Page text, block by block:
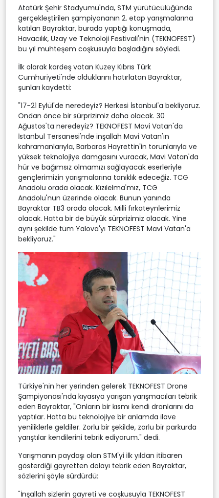
Atatürk Şehir Stadyumu'nda, STM yürütücülüğünde
gerçekleştirilen şampiyonanın 2. etap yarışmalarına
katılan Bayraktar, burada yaptığı konuşmada,
Havacılık, Uzay ve Teknoloji Festivali'nin (TEKNOFEST)
bu yıl muhteşem coşkusuyla başladığını söyledi.
İlk olarak kardeş vatan Kuzey Kıbrıs Türk
Cumhuriyeti'nde olduklarını hatırlatan Bayraktar,
şunları kaydetti:
"17-21 Eylül'de neredeyiz? Herkesi İstanbul'a bekliyoruz.
Ondan önce bir sürprizimiz daha olacak. 30
Ağustos'ta neredeyiz? TEKNOFEST Mavi Vatan'da
İstanbul Tersanesi'nde inşallah Mavi Vatan'ın
kahramanlarıyla, Barbaros Hayrettin'in torunlarıyla ve
yüksek teknolojiye damgasını vuracak, Mavi Vatan'da
hür ve bağımsız olmamızı sağlayacak eserleriyle
gençlerimizin yarışmalarına tanıklık edeceğiz. TCG
Anadolu orada olacak. Kızılelma'mız, TCG
Anadolu'nun üzerinde olacak. Bunun yanında
Bayraktar TB3 orada olacak. Milli fırkateynlerimiz
olacak. Hatta bir de büyük sürprizimiz olacak. Yine
aynı şekilde tüm Yalova'yı TEKNOFEST Mavi Vatan'a
bekliyoruz."
Türkiye'nin her yerinden gelerek TEKNOFEST Drone
Şampiyonası'nda kıyasıya yarışan yarışmacıları tebrik
eden Bayraktar, "Onların bir kısmı kendi dronlarını da
yaptılar. Hatta bu teknolojiye bir anlamda ilave
yeniliklerle geldiler. Zorlu bir şekilde, zorlu bir parkurda
yarıştılar kendilerini tebrik ediyorum." dedi.
Yarışmanın paydaşı olan STM'yi ilk yıldan itibaren
gösterdiği gayretten dolayı tebrik eden Bayraktar,
sözlerini şöyle sürdürdü:
"İnşallah sizlerin gayreti ve coşkusuyla TEKNOFEST